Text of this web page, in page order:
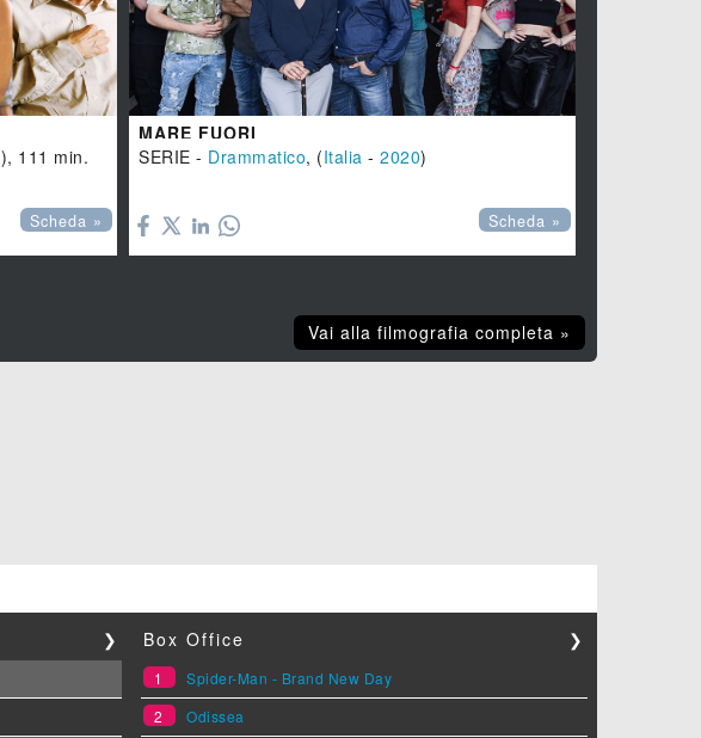
), 111 min.
Scheda »
MARE FUORI
SERIE - Drammatico, (Italia - 2020)
Scheda »
Vai alla filmografia completa »
❯ Box Office ❯
1
Spider-Man - Brand New Day
2
Odissea